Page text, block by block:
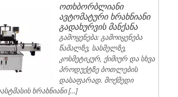
ოთხბორბლიანი
ავტომატური ხრახნიანი
გადახურვის მანქანა
გამოყენება: გამოიყენება
წამალზე, სასმელზე,
კოსმეტიკურ, ქიმიურ და სხვა
პროდუქტზე ბოთლების
დასაფარად. მოქმედი
ხრახნიანი […]